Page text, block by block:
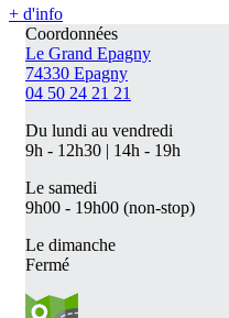
+ d'info
Coordonnées
Le Grand Epagny
74330 Epagny
04 50 24 21 21
Du lundi au vendredi
9h - 12h30 | 14h - 19h
Le samedi
9h00 - 19h00 (non-stop)
Le dimanche
Fermé